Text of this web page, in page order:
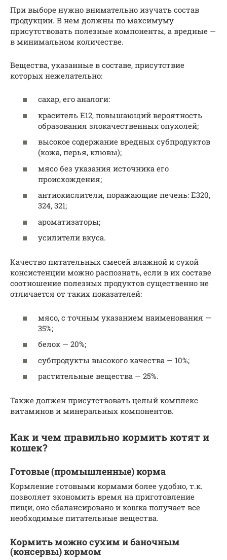
При выборе нужно внимательно изучать состав
продукции. В нем должны по максимуму
присутствовать полезные компоненты, а вредные —
в минимальном количестве.
Вещества, указанные в составе, присутствие
которых нежелательно:
сахар, его аналоги:
краситель Е12, повышающий вероятность
образования злокачественных опухолей;
высокое содержание вредных субпродуктов
(кожа, перья, клювы);
мясо без указания источника его
происхождения;
антиокислители, поражающие печень: Е320,
324, 321;
ароматизаторы;
усилители вкуса.
Качество питательных смесей влажной и сухой
консистенции можно распознать, если в их составе
соотношение полезных продуктов существенно не
отличается от таких показателей:
мясо, с точным указанием наименования —
35%;
белок — 20%;
субпродукты высокого качества — 10%;
растительные вещества — 25%.
Также должен присутствовать целый комплекс
витаминов и минеральных компонентов.
Как и чем правильно кормить котят и
кошек?
Готовые (промышленные) корма
Кормление готовыми кормами более удобно, т.к.
позволяет экономить время на приготовление
пищи, оно сбалансировано и кошка получает все
необходимые питательные вещества.
Кормить можно сухим и баночным
(консервы) кормом